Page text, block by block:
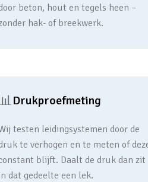
beton, hout en tegels heen –
hak- of breekwerk.
📊Drukproefmeting
testen leidingsystemen door de
te verhogen en te meten of
blijft. Daalt de druk dan zit
dat gedeelte een lek.